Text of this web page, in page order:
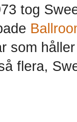
tog
som
flera,